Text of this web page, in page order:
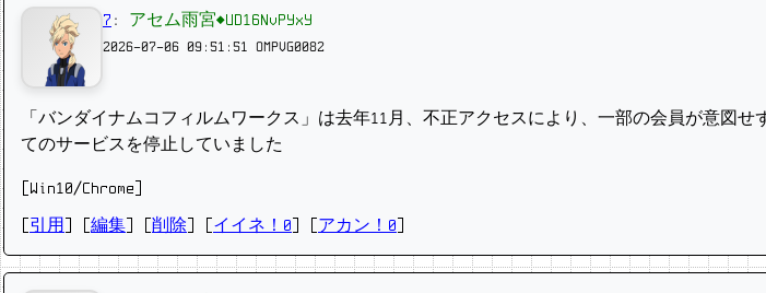
7 : アセム雨宮◆UD16NvPYxY
2026-07-06 09:51:51 OMPVG0082
「バンダイナムコフィルムワークス」は去年11月、不正アクセスにより、一部の会員が意図
てのサービスを停止していました
[Win10/Chrome]
引用 編集 削除 イイネ！0 アカン！0